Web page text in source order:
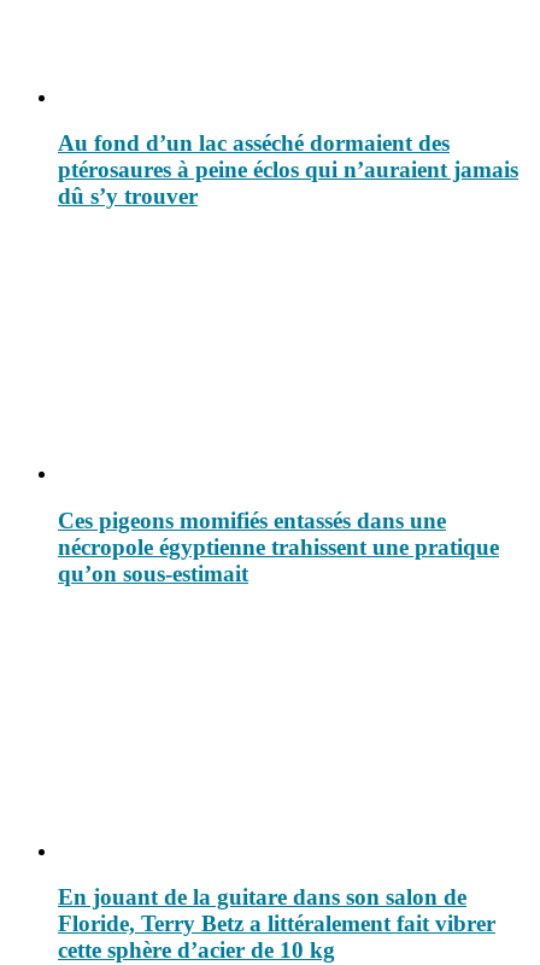
Au fond d’un lac asséché dormaient des
ptérosaures à peine éclos qui n’auraient jamais
dû s’y trouver
Ces pigeons momifiés entassés dans une
nécropole égyptienne trahissent une pratique
qu’on sous-estimait
En jouant de la guitare dans son salon de
Floride, Terry Betz a littéralement fait vibrer
cette sphère d’acier de 10 kg